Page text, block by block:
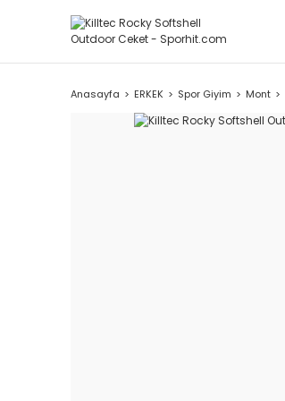
Anasayfa ERKEK Spor Giyim Mont